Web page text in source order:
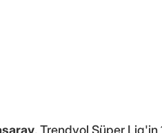
, Trendyol Süper